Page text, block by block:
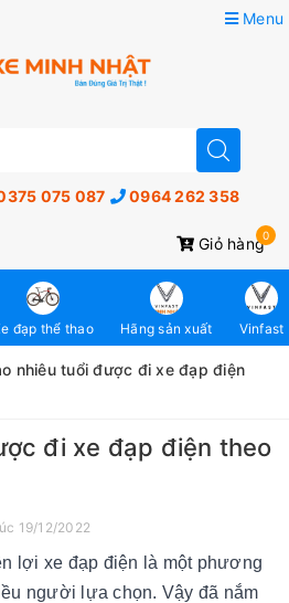
Menu
075 087 0964 262 358
Giỏ hàng0
đạp thể thao Hãng sản xuất Vinfast
nhiêu tuổi được đi xe đạp điện
đi xe đạp điện theo
19/12/2022
lợi xe đạp điện là một phương
người lựa chọn. Vậy đã nắm